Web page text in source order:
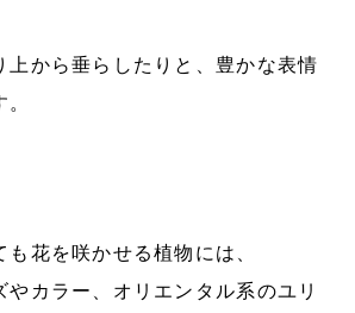
上から垂らしたりと、豊かな表情
も花を咲かせる植物には、
やカラー、オリエンタル系のユリ